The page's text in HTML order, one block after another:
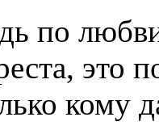
по
это
кому